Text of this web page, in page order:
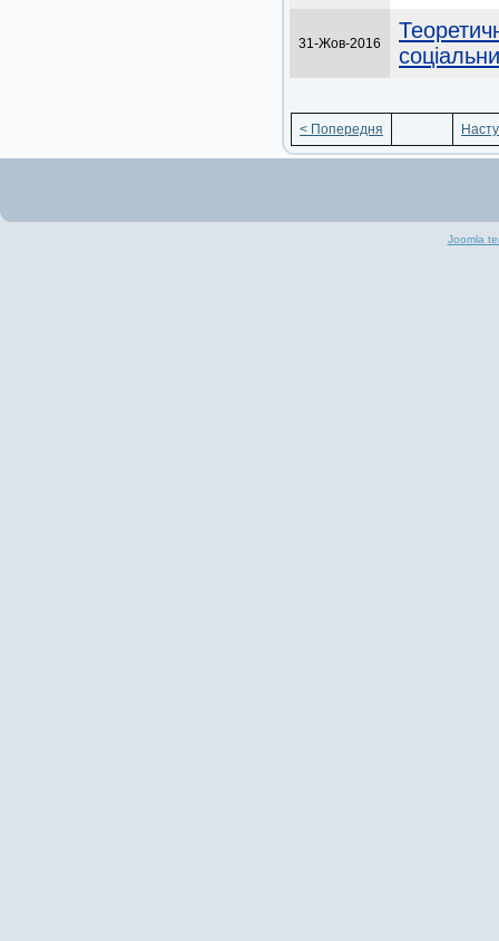
31-Жов-2016
< Попередня
Joomla